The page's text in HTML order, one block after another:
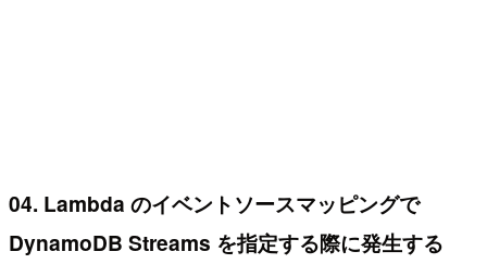
04. Lambda のイベントソースマッピングで
DynamoDB Streams を指定する際に発生する